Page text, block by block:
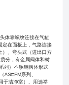
体靠螺纹连接在气缸
定在面板上，气路连接
）、弯头式（进出口方
分，有金属阀体和树
列）不锈钢阀体形式
AS□FM系列、
于洁净室）、用选举